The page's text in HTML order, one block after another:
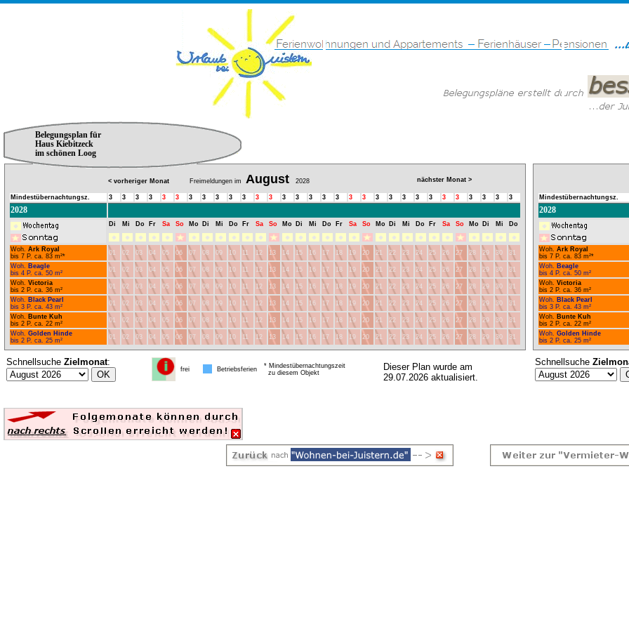
Belegungsplan für
Haus Kiebitzeck
im schönen Loog
< vorheriger Monat Freimeldungen im August 2028 nächster Monat >
Mindestübernachtungsz. 3 3 3 3 3 3 3 3 3 3 3 3 3 3 3 3 3 3 3 3 3 3 3 3 3 3 3 3 3 3 3
2028
Di Mi Do Fr Sa So Mo Di Mi Do Fr Sa So Mo Di Mi Do Fr Sa So Mo Di Mi Do Fr Sa So Mo Di Mi Do
Woh. Ark Royal
bis 7 P. ca. 83 m²*
01 02 03 04 05 06 07 08 09 10 11 12 13 14 15 16 17 18 19 20 21 22 23 24 25 26 27 28 29 30
31
Woh. Beagle
bis 4 P. ca. 50 m²
01 02 03 04 05 06 07 08 09 10 11 12 13 14 15 16 17 18 19 20 21 22 23 24 25 26 27 28 29 30
31
Woh. Victoria
bis 2 P. ca. 36 m²
01 02 03 04 05 06 07 08 09 10 11 12 13 14 15 16 17 18 19 20 21 22 23 24 25 26 27 28 29 30
31
Woh. Black Pearl
bis 3 P. ca. 43 m²
01 02 03 04 05 06 07 08 09 10 11 12 13 14 15 16 17 18 19 20 21 22 23 24 25 26 27 28 29 30
31
Woh. Bunte Kuh
bis 2 P. ca. 22 m²
01 02 03 04 05 06 07 08 09 10 11 12 13 14 15 16 17 18 19 20 21 22 23 24 25 26 27 28 29 30
31
Woh. Golden Hinde
bis 2 P. ca. 25 m²
01 02 03 04 05 06 07 08 09 10 11 12 13 14 15 16 17 18 19 20 21 22 23 24 25 26 27 28 29 30 31
Schnellsuche Zielmonat:
frei Betriebsferien
* Mindestübernachtungszeit
zu diesem Objekt
Dieser Plan wurde am
29.07.2026 aktualisiert.
Mindestübernachtungsz.
2028
Woh. Ark Royal
bis 7 P. ca. 83 m²*
Woh. Beagle
bis 4 P. ca. 50 m²
Woh. Victoria
bis 2 P. ca. 36 m²
Woh. Black Pearl
bis 3 P. ca. 43 m²
Woh. Bunte Kuh
bis 2 P. ca. 22 m²
Woh. Golden Hinde
bis 2 P. ca. 25 m²
Schnellsuche